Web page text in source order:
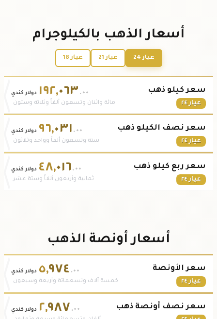
أسعار الذهب بالكيلوجرام
عيار 24 عيار 21 عيار 18
سعر كيلو ذهب
عيار ٢٤
١٩٢,٠٦٣ .٠٠ دولار كندي
مائة واثنان وتسعون ألفاً وثلاثة وستون
سعر نصف الكيلو ذهب
عيار ٢٤
٩٦,٠٣١ .٠٠ دولار كندي
ستة وتسعون ألفاً وواحد وثلاثون
سعر ربع كيلو ذهب
عيار ٢٤
٤٨,٠١٦.٠٠ دولار كندي
ثمانية وأربعون ألفاً وستة عشر
أسعار أونصة الذهب
سعر الأونصة
عيار ٢٤
٥,٩٧٤ .٠٠ دولار كندي
خمسة آلاف وتسعمائة وأربعة وسبعون
سعر نصف أونصة ذهب ٢,٩٨٧ .٠٠ دولار كندي